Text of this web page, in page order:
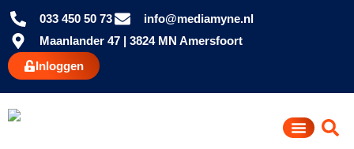
033 450 50 73
info@mediamyne.nl
Maanlander 47 | 3824 MN Amersfoort
Inloggen